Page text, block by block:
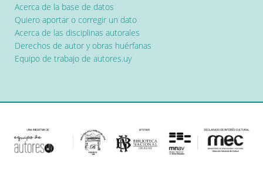
Acerca de la base de datos
Quiero aportar o corregir un dato
Acerca de las disciplinas autorales
Derechos de autor y obras huérfanas
Equipo de trabajo de autores.uy